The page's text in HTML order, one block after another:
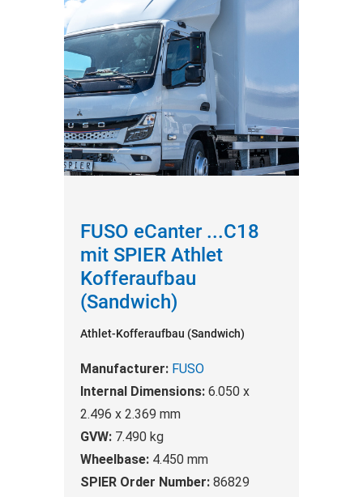
FUSO eCanter ...C18
mit SPIER Athlet
Kofferaufbau
(Sandwich)
Athlet-Kofferaufbau (Sandwich)
Manufacturer: FUSO
Internal Dimensions: 6.050 x
2.496 x 2.369 mm
GVW: 7.490 kg
Wheelbase: 4.450 mm
SPIER Order Number: 86829